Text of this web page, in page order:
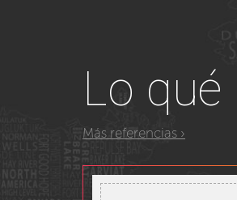
Lo qué
Más referencias ›